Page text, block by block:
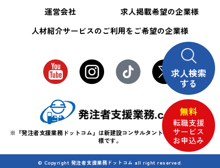
運営会社
求人掲載希望の企業様
人材紹介サービスのご利用をご希望の企業様
※『発注者支援業務ドットコム』は新建設コンサルタント株式会社の登録商
標です。
© Copyright 発注者支援業務ドットコム all right reserved.
求人検索
する
無料
転職支援
サービス
お申込み